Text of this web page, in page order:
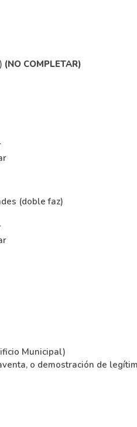
(NO COMPLETAR)
(doble faz)
Municipal)
o demostración de